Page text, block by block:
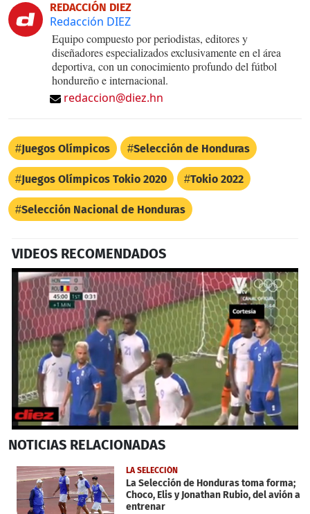
REDACCIÓN DIEZ
Redacción DIEZ
Equipo compuesto por periodistas, editores y
diseñadores especializados exclusivamente en el área
deportiva, con un conocimiento profundo del fútbol
hondureño e internacional.
redaccion@diez.hn
Juegos Olímpicos Selección de Honduras
Juegos Olímpicos Tokio 2020 Tokio 2022
Selección Nacional de Honduras
VIDEOS RECOMENDADOS
seconds
33
seconds
NOTICIAS RELACIONADAS
LA SELECCIÓN
La Selección de Honduras toma forma;
Choco, Elis y Jonathan Rubio, del avión a
entrenar